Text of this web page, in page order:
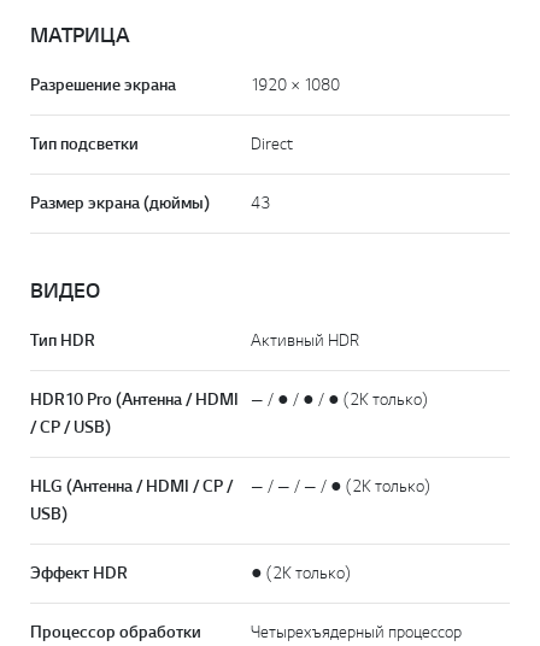
МАТРИЦА
Разрешение экрана 1920 × 1080
Тип подсветки Direct
Размер экрана (дюймы) 43
ВИДЕО
Тип HDR Активный HDR
HDR10 Pro (Антенна / HDMI
/ CP / USB)
— / ● / ● / ● (2K только)
HLG (Антенна / HDMI / CP /
USB)
— / — / — / ● (2K только)
Эффект HDR ● (2K только)
Процессор обработки
Четырехъядерный процессор